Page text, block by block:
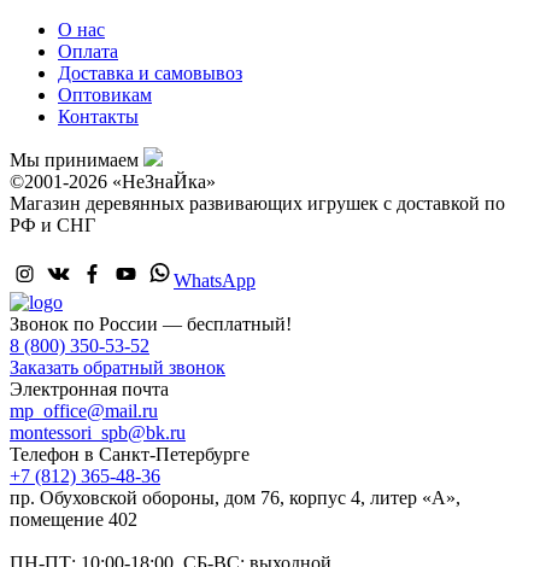
О нас
Оплата
Доставка и самовывоз
Оптовикам
Контакты
Мы принимаем
©2001-2026 «НеЗнаЙка»
Магазин деревянных развивающих игрушек с доставкой по
РФ и СНГ
WhatsApp
Звонок по России — бесплатный!
8 (800) 350-53-52
Заказать обратный звонок
Электронная почта
mp_office@mail.ru
montessori_spb@bk.ru
Телефон в Санкт-Петербурге
+7 (812) 365-48-36
пр. Обуховской обороны, дом 76, корпус 4, литер «А»,
помещение 402
ПН-ПТ: 10:00-18:00 СБ-ВС: выходной